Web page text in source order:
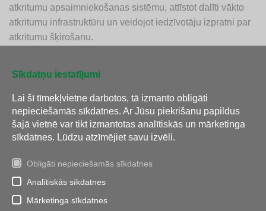
atkritumu apsaimniekošanas sistēmu, attīstot dalīti vākto
atkritumu infrastruktūru un veidojot iedzīvotāju izpratni par
atkritumu šķirošanu.
Atpakaļ
Tālrunis:26 112 288
E-pasts:info@jumis.lv
Sīkdatņu iestatījumi
Lai šī tīmekļvietne darbotos, tā izmanto obligāti
nepieciešamās sīkdatnes. Ar Jūsu piekrišanu papildus
šajā vietnē var tikt izmantotas analītiskās un mārketinga
sīkdatnes. Lūdzu atzīmējiet savu izvēli.
Obligāti nepieciešamās sīkdatnes
Analītiskās sīkdatnes
Mārketinga sīkdatnes